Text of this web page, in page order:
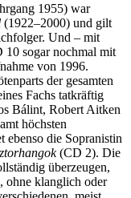
1955) war
(1922–2000) und gilt
Und – mit
sogar nochmal mit
von 1996.
der gesamten
Fachs tatkräftig
Bálint, Robert Aitken
höchsten
ebenso die Sopranistin
(CD 2). Die
überzeugen,
ohne klanglich oder